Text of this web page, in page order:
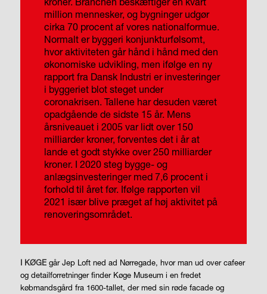
million mennesker, og bygninger udgør
cirka 70 procent af vores nationalformue.
Normalt er byggeri konjunkturfølsomt,
hvor aktiviteten går hånd i hånd med den
økonomiske udvikling, men ifølge en ny
rapport fra Dansk Industri er investeringer
i byggeriet blot steget under
coronakrisen. Tallene har desuden været
opadgående de sidste 15 år. Mens
årsniveauet i 2005 var lidt over 150
milliarder kroner, forventes det i år at
lande et godt stykke over 250 milliarder
kroner. I 2020 steg bygge- og
anlægsinvesteringer med 7,6 procent i
forhold til året før. Ifølge rapporten vil
2021 især blive præget af høj aktivitet på
renoveringsområdet.
I KØGEgår Jep Loft ned ad Nørregade, hvor man ud over cafeer
og detailforretninger finder Køge Museum i en fredet
købmandsgård fra 1600-tallet, der med sin røde facade og